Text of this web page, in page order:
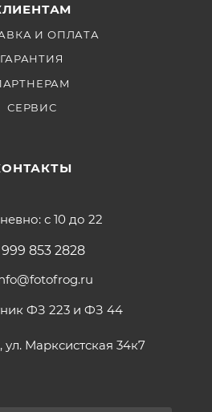
И ОПЛАТА
ГАРАНТИЯ
СЕРВИС
с 10 до 22
999 853 2828
ФЗ 223 и ФЗ 44
ул. Марксистская 34к7